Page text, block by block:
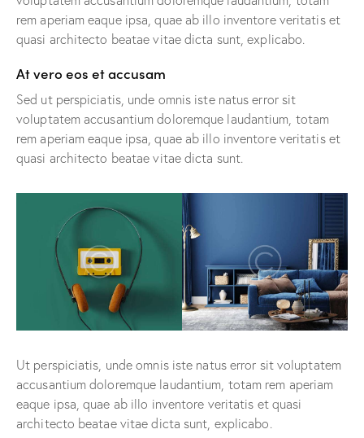
rem aperiam eaque ipsa, quae ab illo inventore veritatis et
quasi architecto beatae vitae dicta sunt, explicabo.
At vero eos et accusam
Sed ut perspiciatis, unde omnis iste natus error sit
voluptatem accusantium doloremque laudantium, totam
rem aperiam eaque ipsa, quae ab illo inventore veritatis et
quasi architecto beatae vitae dicta sunt.
Ut perspiciatis, unde omnis iste natus error sit voluptatem
accusantium doloremque laudantium, totam rem aperiam
eaque ipsa, quae ab illo inventore veritatis et quasi
architecto beatae vitae dicta sunt, explicabo.